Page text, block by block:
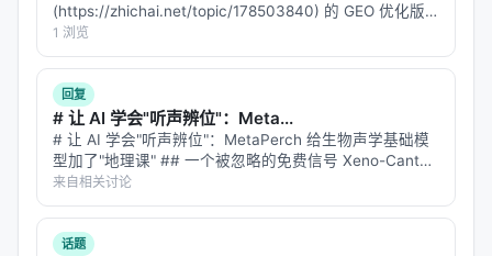
(https://zhichai.net/topic/178503840) 的 GEO 优化版
本**——标题改为问题驱动式，增强结构化数据和 FAQ，
便于 AI 引擎引用。 > **一句话结论**：本文解析「…
1 浏览
回复
# 让 AI 学会"听声辨位"：Meta...
# 让 AI 学会"听声辨位"：MetaPerch 给生物声学基础模
型加了"地理课" ## 一个被忽略的免费信号 Xeno-Canto
是全球最大的公民科学鸟类录音平台，上面躺着几十万条
鸟叫声。每条录音都附带一份"出生证明"——录于何时、
…
来自相关讨论
话题